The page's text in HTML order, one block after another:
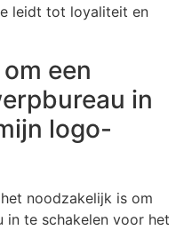
leidt tot loyaliteit en
een
in
logo-
noodzakelijk is om
in te schakelen voor het